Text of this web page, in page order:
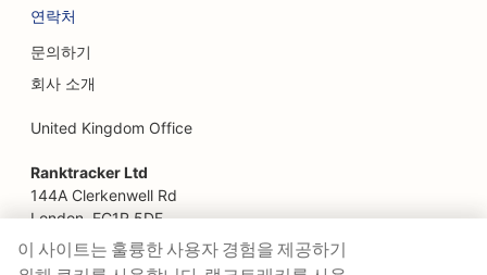
금융 서비스를 위한 SEO
파인 다이닝 레스토랑을 위한 SEO
패스트푸드 레스토랑을 위한 SEO
플로리스트를 위한 SEO
푸드코트용 SEO
프랑스 제과점을 위한 SEO
연락처
문의하기
회사 소개
United Kingdom Office
Ranktracker Ltd
144A Clerkenwell Rd
London, EC1R 5DF
Company No: 08820809
felix@ranktracker.com
이 사이트는 훌륭한 사용자 경험을 제공하기